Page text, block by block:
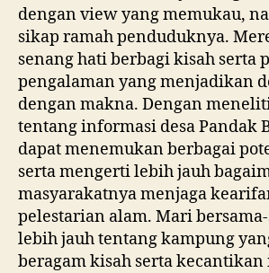
dengan view yang memukau,
sikap ramah penduduknya.
senang hati berbagi kisah serta
pengalaman yang menjadikan
dengan makna. Dengan
tentang informasi desa Pandak
dapat menemukan berbagai
serta mengerti lebih jauh
masyarakatnya menjaga
pelestarian alam. Mari
lebih jauh tentang kampung
beragam kisah serta